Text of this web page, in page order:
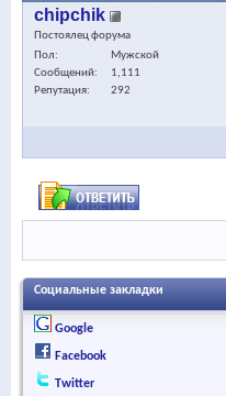
chipchik
Постоялец форума
Пол
Мужской
Сообщений
1,111
Репутация
292
Социальные закладки
Google
Facebook
Twitter